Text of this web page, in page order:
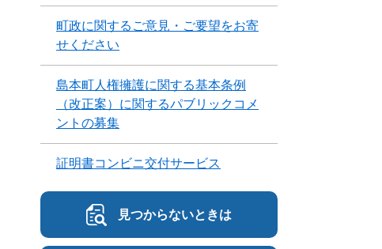
町政に関するご意見・ご要望をお寄
せください
島本町人権擁護に関する基本条例
（改正案）に関するパブリックコメ
ントの募集
証明書コンビニ交付サービス
見つからないときは